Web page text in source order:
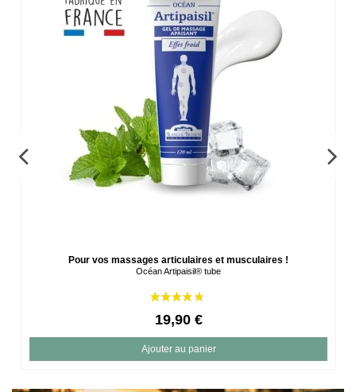
Pour vos massages articulaires et musculaires !
Océan Artipaisil® tube
19,90 €
Ajouter au panier